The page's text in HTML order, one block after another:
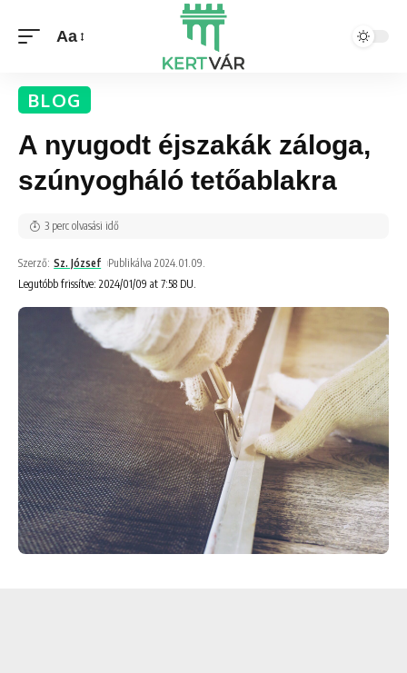
Aa
BLOG
A nyugodt éjszakák záloga,
szúnyogháló tetőablakra
Legutóbb frissítve: 2024/01/09 at 7:58 DU.
Szerző: Sz. József Publikálva 2024.01.09.
3 perc olvasási idő